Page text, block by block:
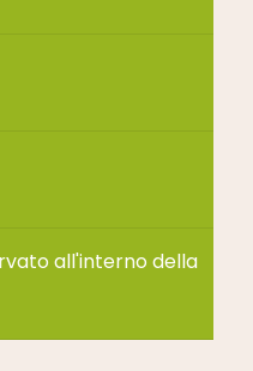
all'interno della